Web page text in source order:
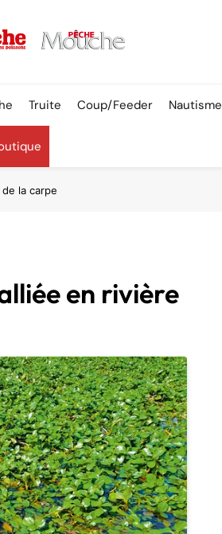
Truite Coup/Feeder Nautisme
la carpe
en rivière